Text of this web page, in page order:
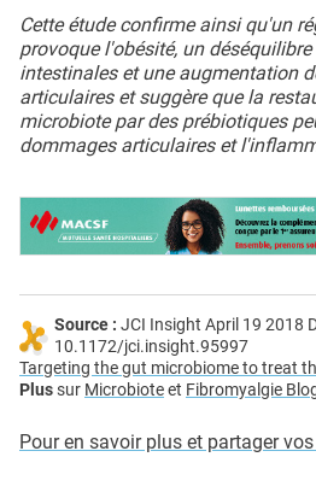
Cette étude confirme ainsi qu'un
provoque l'obésité, un
intestinales et une augmentation
articulaires et suggère que la
microbiote par des prébiotiques
dommages articulaires et
Source : JCI Insight April 19 2018
10.1172/jci.insight.95997
Targeting the gut microbiome to treat
Plussur Microbioteet Fibromyalgie
Pour en savoir plus et partager